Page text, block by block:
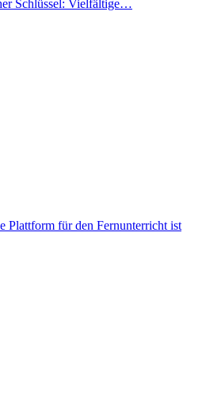
Schlüssel: Vielfältige…
Plattform für den Fernunterricht ist